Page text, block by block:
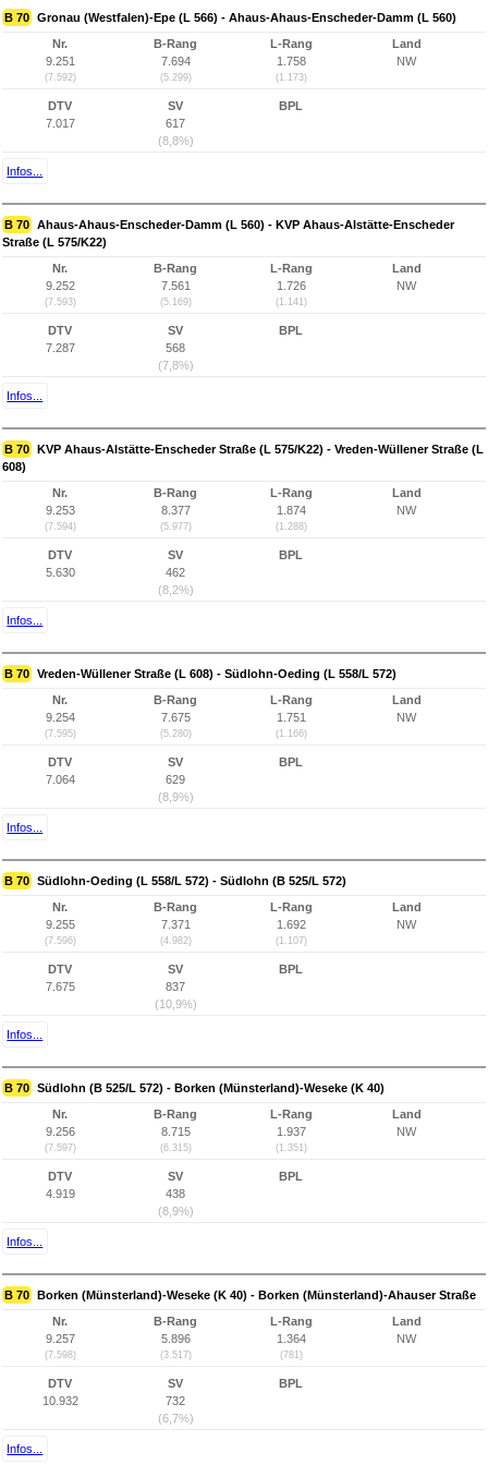
B 70 Gronau (Westfalen)-Epe (L 566) - Ahaus-Ahaus-Enscheder-Damm (L 560)
Nr.
9.251
(7.592)
B-Rang
7.694
(5.299)
L-Rang
1.758
(1.173)
Land
NW
DTV
7.017
SV
617
(8,8%)
BPL
Infos...
B 70 Ahaus-Ahaus-Enscheder-Damm (L 560) - KVP Ahaus-Alstätte-Enscheder
Straße (L 575/K22)
Nr.
9.252
(7.593)
B-Rang
7.561
(5.169)
L-Rang
1.726
(1.141)
Land
NW
DTV
7.287
SV
568
(7,8%)
BPL
Infos...
B 70 KVP Ahaus-Alstätte-Enscheder Straße (L 575/K22) - Vreden-Wüllener Straße (L
608)
Nr.
9.253
(7.594)
B-Rang
8.377
(5.977)
L-Rang
1.874
(1.288)
Land
NW
DTV
5.630
SV
462
(8,2%)
BPL
Infos...
B 70 Vreden-Wüllener Straße (L 608) - Südlohn-Oeding (L 558/L 572)
Nr.
9.254
(7.595)
B-Rang
7.675
(5.280)
L-Rang
1.751
(1.166)
Land
NW
DTV
7.064
SV
629
(8,9%)
BPL
Infos...
B 70 Südlohn-Oeding (L 558/L 572) - Südlohn (B 525/L 572)
Nr.
9.255
(7.596)
B-Rang
7.371
(4.982)
L-Rang
1.692
(1.107)
Land
NW
DTV
7.675
SV
837
(10,9%)
BPL
Infos...
B 70 Südlohn (B 525/L 572) - Borken (Münsterland)-Weseke (K 40)
Nr.
9.256
(7.597)
B-Rang
8.715
(6.315)
L-Rang
1.937
(1.351)
Land
NW
DTV
4.919
SV
438
(8,9%)
BPL
Infos...
B 70 Borken (Münsterland)-Weseke (K 40) - Borken (Münsterland)-Ahauser Straße
Nr.
9.257
(7.598)
B-Rang
5.896
(3.517)
L-Rang
1.364
(781)
Land
NW
DTV
10.932
SV
732
(6,7%)
BPL
Infos...